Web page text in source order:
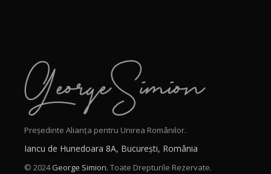
Președinte Alianța pentru Unirea Românilor.
Iancu de Hunedoara 8A, București, România
© 2024George Simion. Toate Drepturile Rezervate.